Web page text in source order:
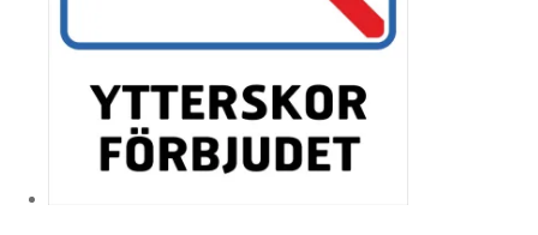
produktsidan